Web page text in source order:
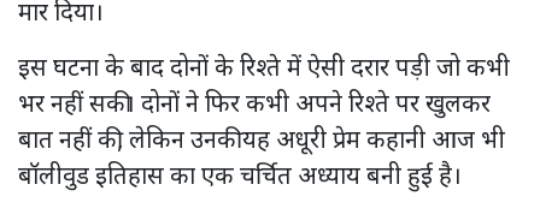
मार दिया।
इस घटना के बाद दोनों के रिश्ते में ऐसी दरार पड़ी जो कभी
भर नहीं सकी। दोनों ने फिर कभी अपने रिश्ते पर खुलकर
बात नहीं की, लेकिन उनकी यह अधूरी प्रेम कहानी आज भी
बॉलीवुड इतिहास का एक चर्चित अध्याय बनी हुई है।